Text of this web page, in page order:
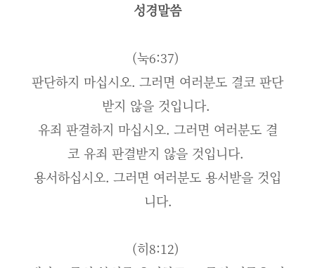
성경말씀
(눅6:37)
판단하지 마십시오. 그러면 여러분도 결코 판단
받지 않을 것입니다.
유죄 판결하지 마십시오. 그러면 여러분도 결
코 유죄 판결받지 않을 것입니다.
용서하십시오. 그러면 여러분도 용서받을 것입
니다.
(히8:12)